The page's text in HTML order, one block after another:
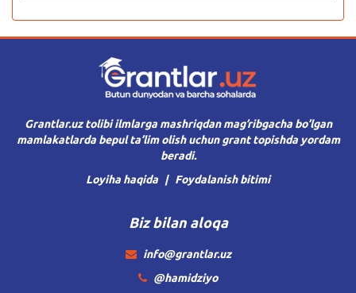
Grantlar.uz tolibi ilmlarga mashriqdan mag’ribgacha bo’lgan
mamlakatlarda bepul ta’lim olish uchun grant topishda yordam
beradi.
Loyiha haqida
Foydalanish bitimi
Biz bilan aloqa
info@grantlar.uz
@hamidziyo